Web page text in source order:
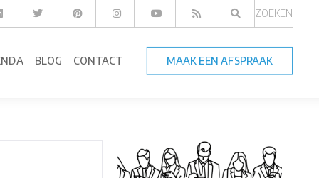
ZOEKEN
BLOG CONTACT MAAK EEN AFSPRAAK